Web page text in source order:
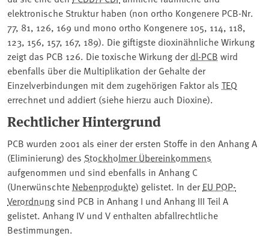
elektronische Struktur haben (non ortho Kongenere PCB-Nr.
77, 81, 126, 169 und mono ortho Kongenere 105, 114, 118,
123, 156, 157, 167, 189). Die giftigste dioxinähnliche Wirkung
zeigt das PCB 126. Die toxische Wirkung derdl-PCB wird
ebenfalls über die Multiplikation der Gehalte der
Einzelverbindungen mit dem zugehörigen Faktor als TEQ
errechnet und addiert (siehe hierzu auch Dioxine).
Rechtlicher Hintergrund
PCB wurden 2001 als einer der ersten Stoffe in den Anhang A
(Eliminierung) des Stockholmer Übereinkommens
aufgenommen und sind ebenfalls in Anhang C
(Unerwünschte Nebenprodukte) gelistet. In derEU POP-
Verordnung sind PCB in Anhang I und Anhang III Teil A
gelistet. Anhang IV und V enthalten abfallrechtliche
Bestimmungen.